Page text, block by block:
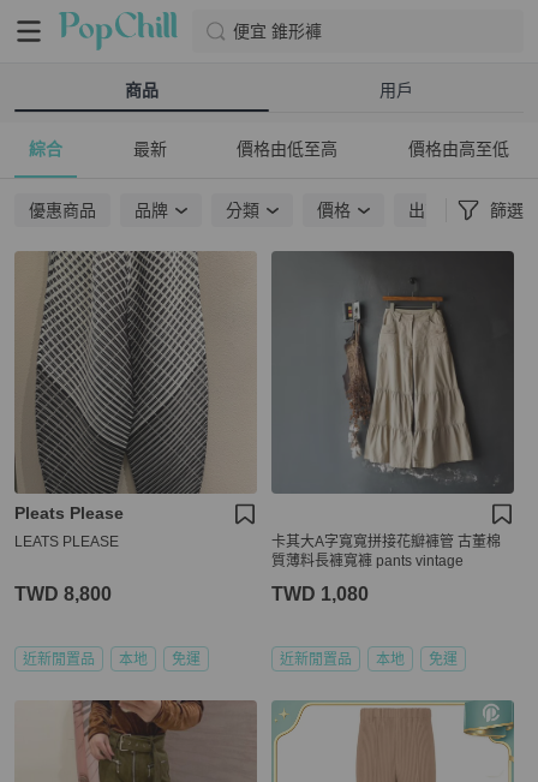
便宜 錐形褲
商品 用戶
綜合 最新 價格由低至高 價格由高至低
優惠商品 品牌 分類 價格 出貨地點 篩選
Pleats Please
LEATS PLEASE
TWD 8,800
近新閒置品 本地 免運
卡其大A字寬寬拼接花瓣褲管 古董棉
質薄料長褲寬褲 pants vintage
TWD 1,080
近新閒置品 本地 免運